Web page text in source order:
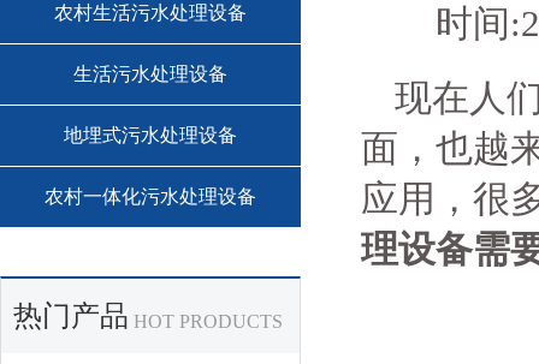
农村生活污水处理设备
生活污水处理设备
地埋式污水处理设备
农村一体化污水处理设备
热门产品 HOT PRODUCTS
时间
现在人
面，也越
应用，很
理设备需